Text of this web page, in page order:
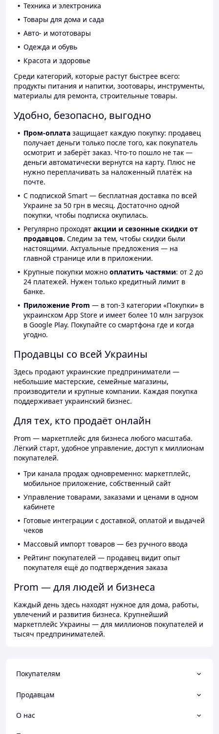
Техника и электроника
Товары для дома и сада
Авто- и мототовары
Одежда и обувь
Красота и здоровье
Среди категорий, которые растут быстрее всего:
продукты питания и напитки, зоотовары, инструменты,
материалы для ремонта, строительные товары.
Удобно, безопасно, выгодно
Пром-оплата защищает каждую покупку: продавец
получает деньги только после того, как покупатель
осмотрит и заберёт заказ. Что-то пошло не так —
деньги автоматически вернутся на карту. Плюс не
нужно переплачивать за наложенный платёж на
почте.
С подпиской Smart — бесплатная доставка по всей
Украине за 50 грн в месяц. Достаточно одной
покупки, чтобы подписка окупилась.
Регулярно проходят акции и сезонные скидки от
продавцов. Следим за тем, чтобы скидки были
настоящими. Актуальные предложения — на
главной странице или в приложении.
Крупные покупки можно оплатить частями: от 2 до
24 платежей. Нужен только кредитный лимит в
банке.
Приложение Prom — в топ-3 категории «Покупки» в
украинском App Store и имеет более 10 млн загрузок
в Google Play. Покупайте со смартфона где и когда
угодно.
Продавцы со всей Украины
Здесь продают украинские предприниматели —
небольшие мастерские, семейные магазины,
производители и крупные компании. Каждая покупка
поддерживает украинский бизнес.
Для тех, кто продаёт онлайн
Prom — маркетплейс для бизнеса любого масштаба.
Лёгкий старт, удобное управление, доступ к миллионам
покупателей.
Три канала продаж одновременно: маркетплейс,
мобильное приложение, собственный сайт
Управление товарами, заказами и ценами в одном
кабинете
Готовые интеграции с доставкой, оплатой и выдачей
чеков
Массовый импорт товаров — без ручного ввода
Рейтинг покупателей — продавец видит опыт
покупателя ещё до подтверждения заказа
Prom — для людей и бизнеса
Каждый день здесь находят нужное для дома, работы,
увлечений и развития бизнеса. Крупнейший
маркетплейс Украины — для миллионов покупателей и
тысяч предпринимателей.
Покупателям
Продавцам
О нас